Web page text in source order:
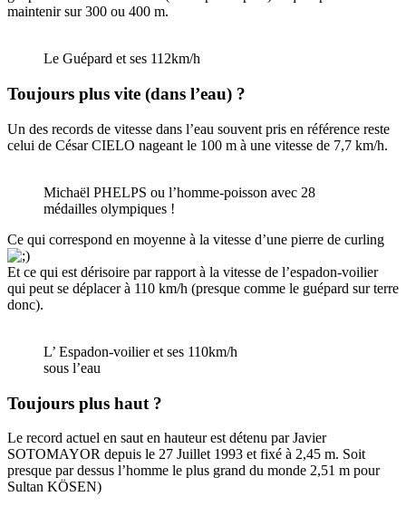
maintenir sur 300 ou 400 m.
Le Guépard et ses 112km/h
Toujours plus vite (dans l’eau) ?
Un des records de vitesse dans l’eau souvent pris en référence reste
celui de César CIELO nageant le 100 m à une vitesse de 7,7 km/h.
Michaël PHELPS ou l’homme-poisson avec 28
médailles olympiques !
Ce qui correspond en moyenne à la vitesse d’une pierre de curling
Et ce qui est dérisoire par rapport à la vitesse de l’espadon-voilier
qui peut se déplacer à 110 km/h (presque comme le guépard sur terre
donc).
L’ Espadon-voilier et ses 110km/h
sous l’eau
Toujours plus haut ?
Le record actuel en saut en hauteur est détenu par Javier
SOTOMAYOR depuis le 27 Juillet 1993 et fixé à 2,45 m. Soit
presque par dessus l’homme le plus grand du monde 2,51 m pour
Sultan KÖSEN)